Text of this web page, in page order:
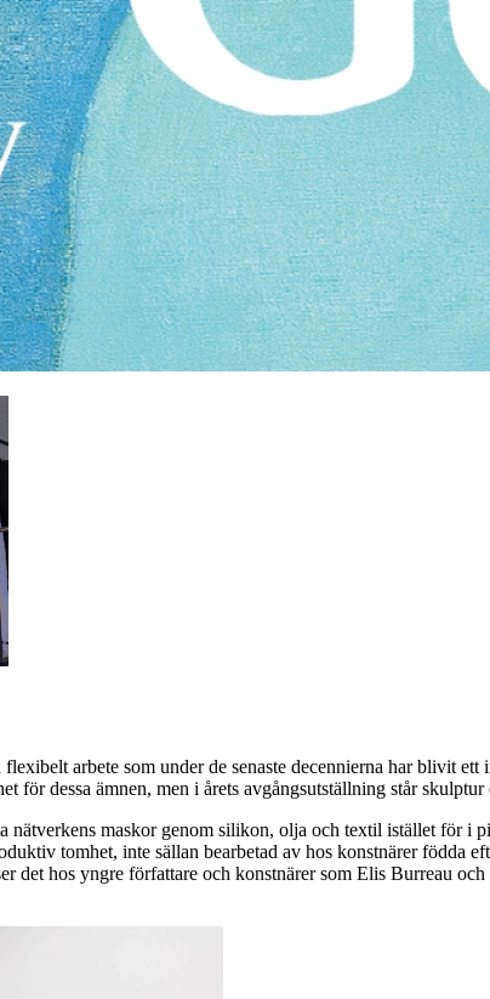
arbete som under de senaste decennierna har blivit
för dessa ämnen, men i årets avgångsutställning står
maskor genom silikon, olja och textil istället för i
tomhet, inte sällan bearbetad av hos konstnärer födda
det hos yngre författare och konstnärer som Elis Burreau